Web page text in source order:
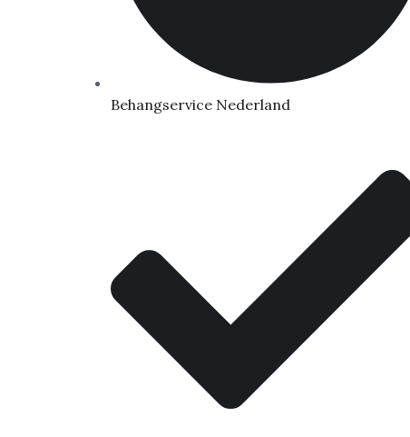
Behangservice Nederland